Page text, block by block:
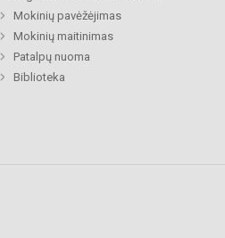
Mokinių pavėžėjimas
Mokinių maitinimas
Patalpų nuoma
Biblioteka